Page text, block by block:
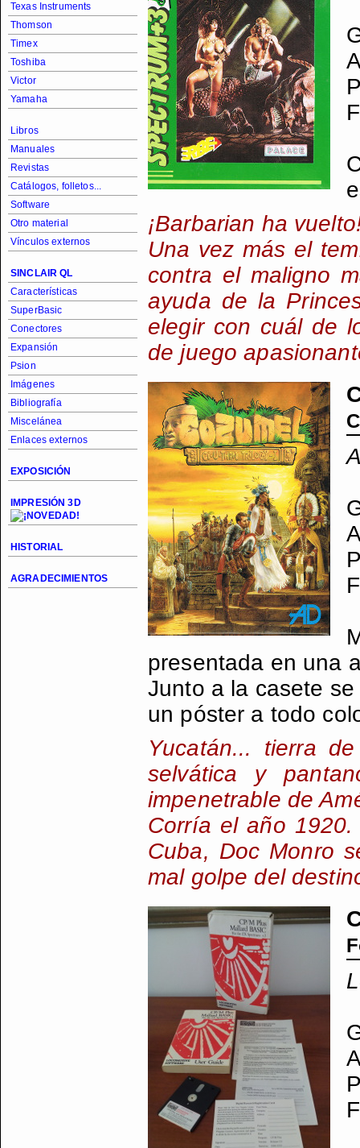
Texas Instruments
Thomson
Timex
Toshiba
Victor
Yamaha
Libros
Manuales
Revistas
Catálogos, folletos...
Software
Otro material
Vínculos externos
SINCLAIR QL
Características
SuperBasic
Conectores
Expansión
Psion
Imágenes
Bibliografía
Miscelánea
Enlaces externos
EXPOSICIÓN
IMPRESIÓN 3D
HISTORIAL
AGRADECIMIENTOS
¡Barbarian ha
Una vez más el
contra el maligno
ayuda de la
elegir con cuál de
de juego
presentada en una
Junto a la casete
un póster a todo
Yucatán... tierra
selvática y
impenetrable de
Corría el año
Cuba, Doc Monro
mal golpe del